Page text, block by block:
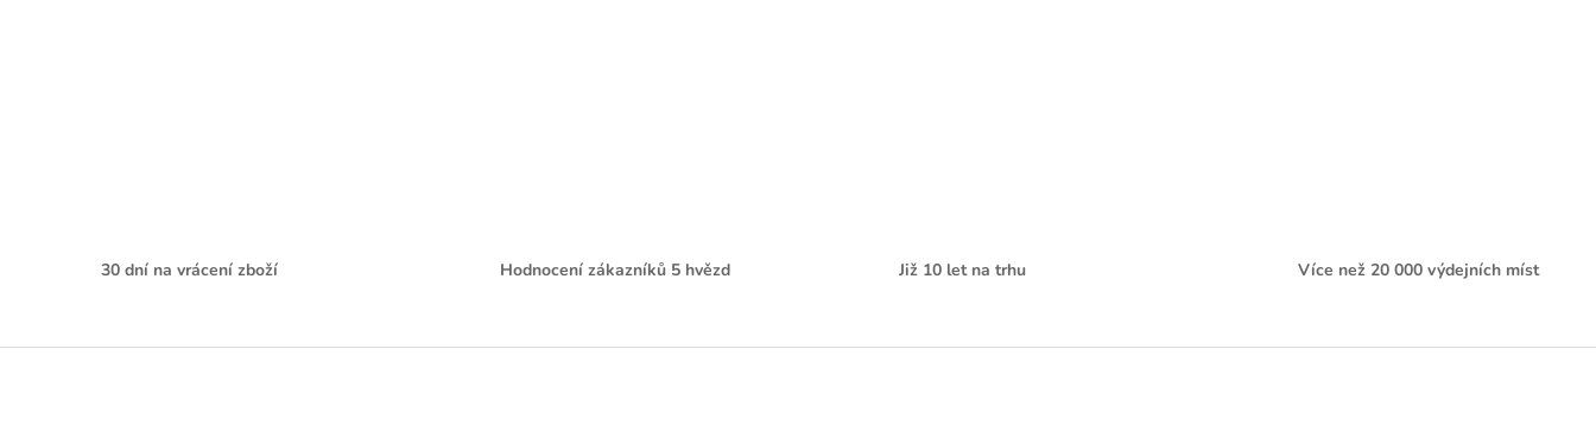
30 dní na vrácení zboží Hodnocení zákazníků 5 hvězd Již 10 let na trhu Více než 20 000 výdejních míst
Z